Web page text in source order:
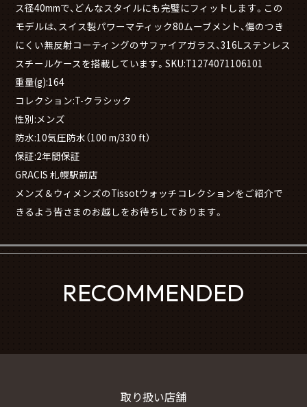
ス径40mmで、どんなスタイルにも完璧にフィットします。この
モデルは、スイス製パワーマティック80ムーブメント、傷のつき
にくい無反射コーティングのサファイアガラス、316Lステンレス
スチールケースを搭載しています。SKU:T1274071106101
重量(g):164
コレクション:T-クラシック
性別:メンズ
防水:10気圧防水（100 m/330 ft）
保証:2年間保証
GRACIS 札幌駅前店
メンズ＆ウィメンズのTissotウォッチコレクションをご紹介で
きるよう皆さまのお越しをお待ちしております。
RECOMMENDED
取り扱い店舗